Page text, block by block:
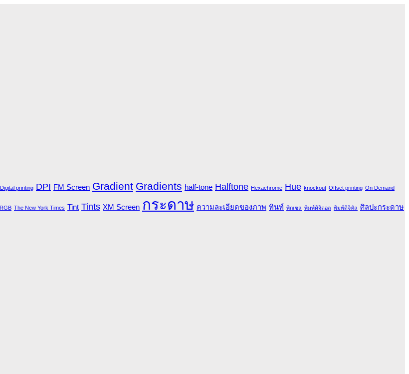
Digital printing DPI FM Screen Gradient Gradients half-tone Halftone Hexachrome Hue knockout Offset printing On Demand
RGB The New York Times Tint Tints XM Screen กระดาษ ความละเอียดของภาพ ทินท์ พิกเซล พิมพ์ดิจิตอล พิมพ์ดิจิทัล ศิลปะกระดาษ